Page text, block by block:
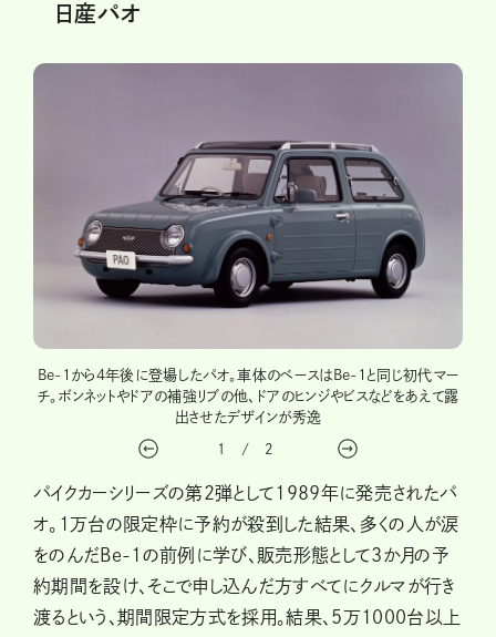
日産パオ
Be-1から4年後に登場したパオ。車体のベースはBe-1と同じ初代マー
チ。ボンネットやドアの補強リブの他、ドアのヒンジやビスなどをあえて露
出させたデザインが秀逸
1 / 2
パイクカーシリーズの第2弾として1989年に発売されたパ
オ。1万台の限定枠に予約が殺到した結果、多くの人が涙
をのんだBe-1の前例に学び、販売形態として3か月の予
約期間を設け、そこで申し込んだ方すべてにクルマが行き
渡るという、期間限定方式を採用。結果、5万1000台以上